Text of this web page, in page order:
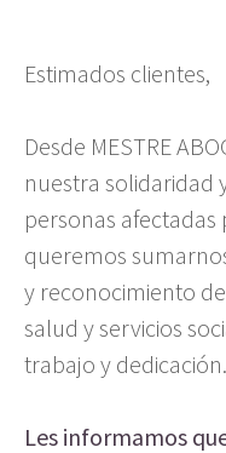
Estimados clientes,
Desde MESTRE
nuestra solidaridad
personas
queremos
y reconocimiento
salud y servicios
trabajo y
Les informamos